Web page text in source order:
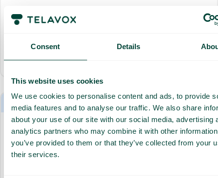
Consent Details
This website uses cookies
We use cookies to personalise content and ads, to provide
media features and to analyse our traffic. We also share
about your use of our site with our social media, advertising
analytics partners who may combine it with other
you’ve provided to them or that they’ve collected from your
their services.
Tout inclus
Max inclus pour 6 mois
Téléphonie mobile et fixe
Illimité Premium